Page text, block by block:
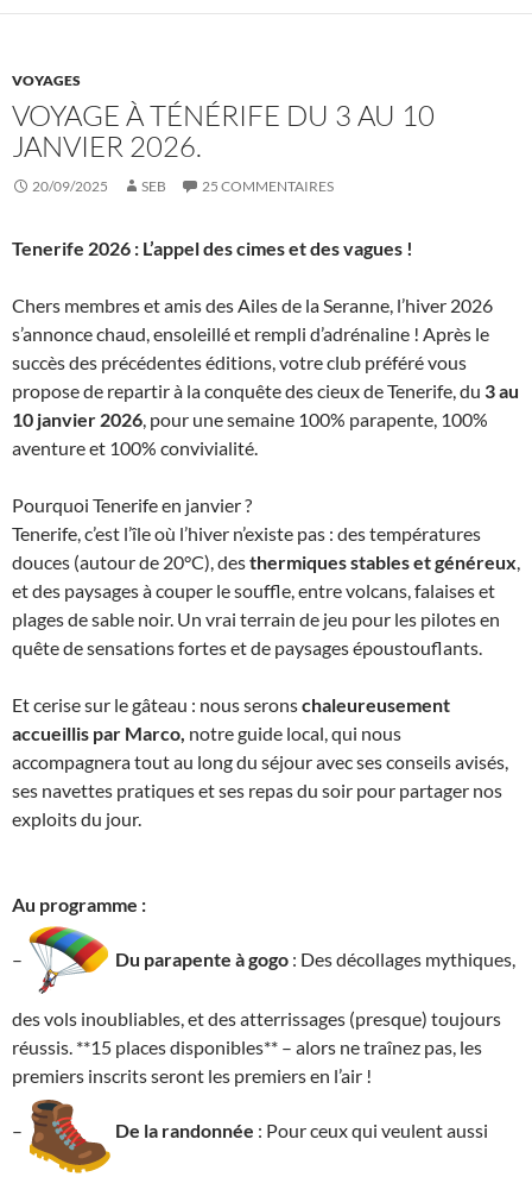
VOYAGES
VOYAGE À TÉNÉRIFE DU 3 AU 10
JANVIER 2026.
20/09/2025 SEB 25 COMMENTAIRES
Tenerife 2026 : L’appel des cimes et des vagues !
Chers membres et amis des Ailes de la Seranne, l’hiver 2026
s’annonce chaud, ensoleillé et rempli d’adrénaline ! Après le
succès des précédentes éditions, votre club préféré vous
propose de repartir à la conquête des cieux de Tenerife, du 3 au
10 janvier 2026, pour une semaine 100% parapente, 100%
aventure et 100% convivialité.
Pourquoi Tenerife en janvier ?
Tenerife, c’est l’île où l’hiver n’existe pas : des températures
douces (autour de 20°C), desthermiques stables et généreux,
et des paysages à couper le souffle, entre volcans, falaises et
plages de sable noir. Un vrai terrain de jeu pour les pilotes en
quête de sensations fortes et de paysages époustouflants.
Et cerise sur le gâteau : nous seronschaleureusement
accueillis par Marco, notre guide local, qui nous
accompagnera tout au long du séjour avec ses conseils avisés,
ses navettes pratiques et ses repas du soir pour partager nos
exploits du jour.
Au programme :
– Du parapente à gogo : Des décollages mythiques,
des vols inoubliables, et des atterrissages (presque) toujours
réussis. **15 places disponibles** – alors ne traînez pas, les
premiers inscrits seront les premiers en l’air !
– De la randonnée : Pour ceux qui veulent aussi